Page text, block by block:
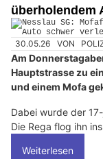
überholendem
30.05.26 VON
Am
Hauptstrasse zu
und einem Mofa
Dabei wurde der
Die Rega flog ihn
Weiterlesen